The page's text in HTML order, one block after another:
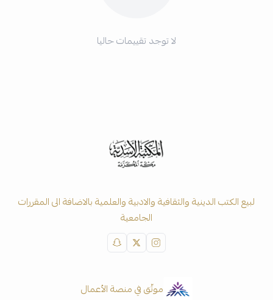
لا توجد تقييمات حاليا
لبيع الكتب الدينية والثقافية والادبية والعلمية بالاضافة الى المقررات
الجامعية
موثّق في منصة الأعمال